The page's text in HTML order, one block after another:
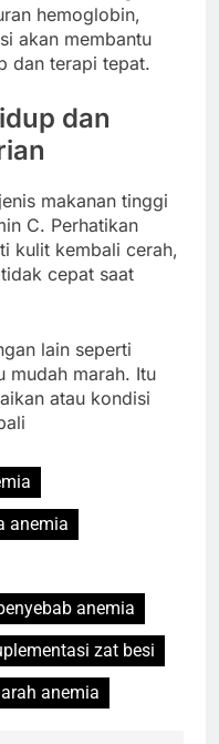
hemoglobin,
akan membantu
dan terapi tepat.
dan
makanan tinggi
C. Perhatikan
kulit kembali cerah,
cepat saat
lain seperti
mudah marah. Itu
atau kondisi
anemia
anemia
zat besi
anemia